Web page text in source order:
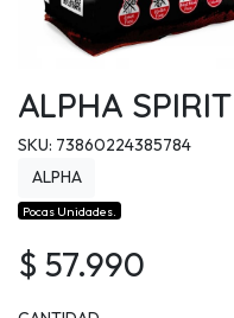
ALPHA
SKU: 73860224385784
ALPHA
Pocas Unidades.
$ 57.990